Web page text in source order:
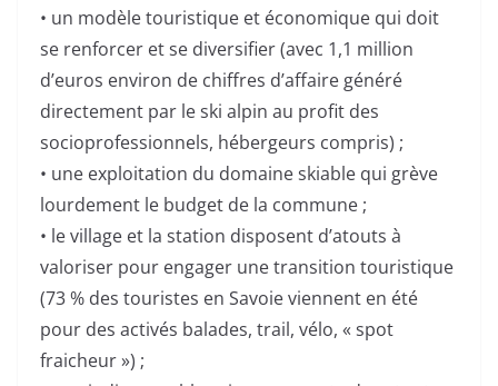
• un modèle touristique et économique qui doit
se renforcer et se diversifier (avec 1,1 million
d’euros environ de chiffres d’affaire généré
directement par le ski alpin au profit des
socioprofessionnels, hébergeurs compris) ;
• une exploitation du domaine skiable qui grève
lourdement le budget de la commune ;
• le village et la station disposent d’atouts à
valoriser pour engager une transition touristique
(73 % des touristes en Savoie viennent en été
pour des activés balades, trail, vélo, « spot
fraicheur ») ;